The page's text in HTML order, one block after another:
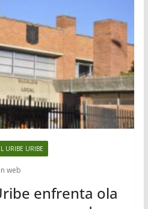
URIBE URIBE
web
enfrenta ola